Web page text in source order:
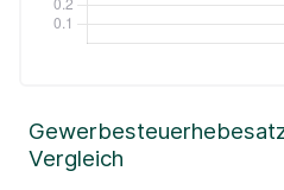
Vergleich